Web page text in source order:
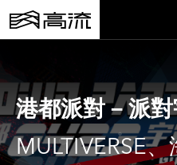
港都派對－派
MULTIVERSE